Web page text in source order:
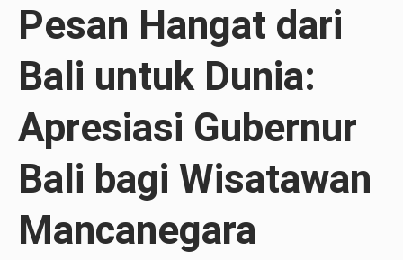
Pesan Hangat dari
Bali untuk Dunia:
Apresiasi Gubernur
Bali bagi Wisatawan
Mancanegara